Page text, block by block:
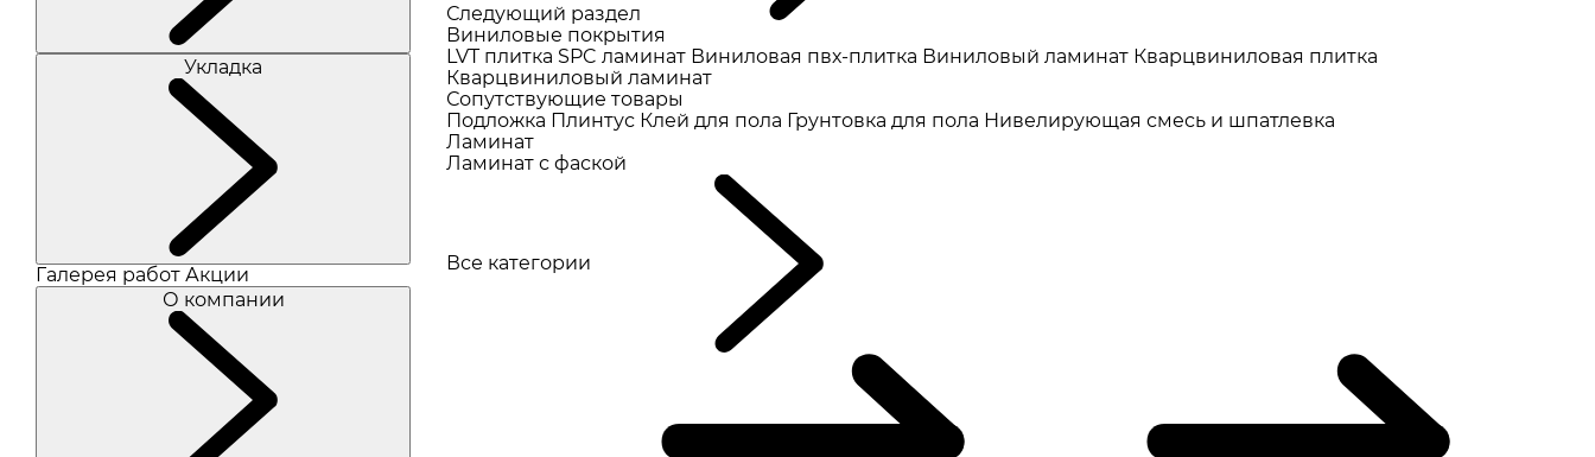
Укладка
Галерея работ Акции
О компании
Следующий раздел
Виниловые покрытия
LVT плитка SPC ламинат Виниловая пвх-плитка Виниловый ламинат Кварцвиниловая плитка
Кварцвиниловый ламинат
Сопутствующие товары
Подложка Плинтус Клей для пола Грунтовка для пола Нивелирующая смесь и шпатлевка
Ламинат
Ламинат с фаской
Все катeгории